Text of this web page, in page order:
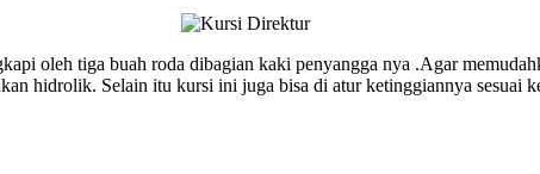
oleh tiga buah roda dibagian kaki penyangga nya .Agar
hidrolik. Selain itu kursi ini juga bisa di atur ketinggiannya sesuai